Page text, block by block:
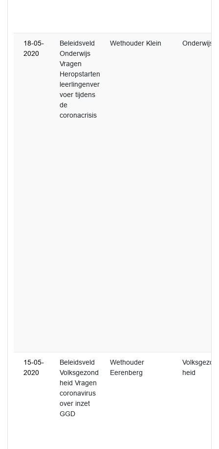
18-05-
2020
Beleidsveld
Onderwijs
Vragen
Heropstarten
leerlingenver
voer tijdens
de
coronacrisis
Wethouder Klein Onderwijs
15-05-
2020
Beleidsveld
Volksgezond
heid Vragen
coronavirus
over inzet
GGD
Wethouder
Eerenberg
heid